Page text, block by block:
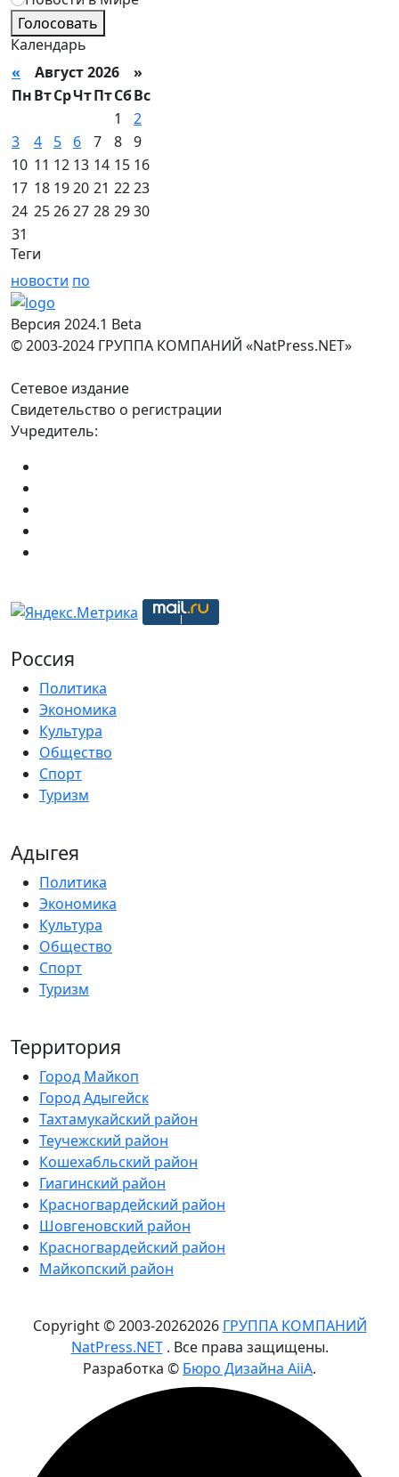
Голосовать
Календарь
« Август 2026 »
ПнВтСрЧтПтСбВс
1
2
3
4 5 6 7 8 9
10 11 12 13 14 15 16
17 18 1920 21 2223
24 252627 28 2930
31
Теги
новости по
Версия 2024.1 Beta
© 2003-2024 ГРУППА КОМПАНИЙ «NatPress.NET»
Сетевое издание
Свидетельство о регистрации
Учредитель:
Россия
Политика
Экономика
Культура
Общество
Спорт
Туризм
Адыгея
Политика
Экономика
Культура
Общество
Спорт
Туризм
Территория
Город Майкоп
Город Адыгейск
Тахтамукайский район
Теучежский район
Кошехабльский район
Гиагинский район
Красногвардейский район
Шовгеновский район
Красногвардейский район
Майкопский район
Copyright © 2003-20262026 ГРУППА КОМПАНИЙ
NatPress.NET. Все права защищены.
Разработка © Бюро Дизайна AiiA.